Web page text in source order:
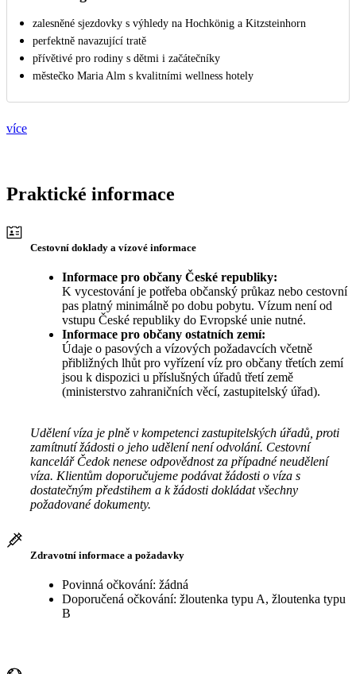
zalesněné sjezdovky s výhledy na Hochkönig a Kitzsteinhorn
perfektně navazující tratě
přívětivé pro rodiny s dětmi i začátečníky
městečko Maria Alm s kvalitními wellness hotely
více
Praktické informace
Cestovní doklady a vízové informace
Informace pro občany České republiky:
K vycestování je potřeba občanský průkaz nebo cestovní
pas platný minimálně po dobu pobytu. Vízum není od
vstupu České republiky do Evropské unie nutné.
Informace pro občany ostatních zemí:
Údaje o pasových a vízových požadavcích včetně
přibližných lhůt pro vyřízení víz pro občany třetích zemí
jsou k dispozici u příslušných úřadů třetí země
(ministerstvo zahraničních věcí, zastupitelský úřad).
Udělení víza je plně v kompetenci zastupitelských úřadů, proti
zamítnutí žádosti o jeho udělení není odvolání. Cestovní
kancelář Čedok nenese odpovědnost za případné neudělení
víza. Klientům doporučujeme podávat žádosti o víza s
dostatečným předstihem a k žádosti dokládat všechny
požadované dokumenty.
Zdravotní informace a požadavky
Povinná očkování: žádná
Doporučená očkování: žloutenka typu A, žloutenka typu
B